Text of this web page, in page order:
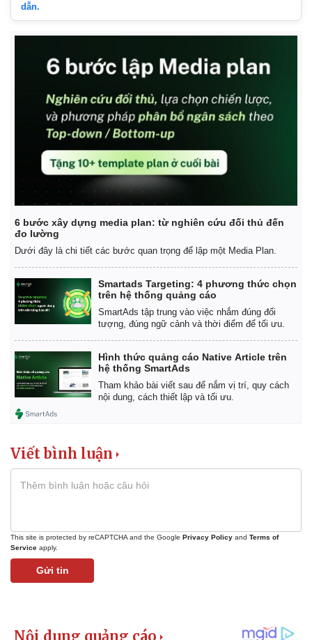
Kinh tế
Bất động sản
Khởi nghiệp
Thị trường
Tiêu dùng
Chứng khoán
dẫn.
6 bước xây dựng media plan: từ nghiên cứu đối thủ đến
đo lường
Dưới đây là chi tiết các bước quan trọng để lập một Media Plan.
Smartads Targeting: 4 phương thức chọn
trên hệ thống quảng cáo
SmartAds tập trung vào việc nhắm đúng đối
tượng, đúng ngữ cảnh và thời điểm để tối ưu.
Hình thức quảng cáo Native Article trên
hệ thống SmartAds
Tham khảo bài viết sau để nắm vị trí, quy cách
nội dung, cách thiết lập và tối ưu.
Viết bình luận
This site is protected by reCAPTCHA and the Google Privacy Policy and Terms of
Service apply.
Gửi tin